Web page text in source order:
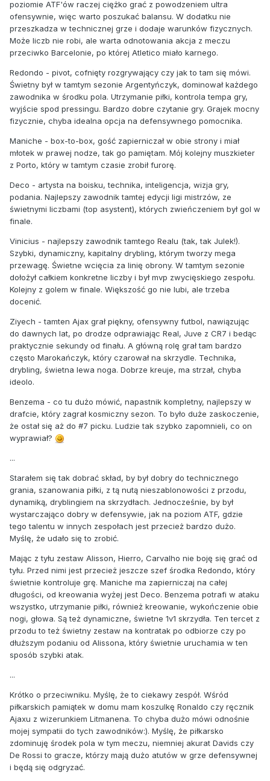
poziomie ATF'ów raczej ciężko grać z powodzeniem ultra
ofensywnie, więc warto poszukać balansu. W dodatku nie
przeszkadza w technicznej grze i dodaje warunków fizycznych.
Może liczb nie robi, ale warta odnotowania akcja z meczu
przeciwko Barcelonie, po której Atletico miało karnego.
Redondo - pivot, cofnięty rozgrywający czy jak to tam się mówi.
Świetny był w tamtym sezonie Argentyńczyk, dominował każdego
zawodnika w środku pola. Utrzymanie piłki, kontrola tempa gry,
wyjście spod pressingu. Bardzo dobre czytanie gry. Grajek mocny
fizycznie, chyba idealna opcja na defensywnego pomocnika.
Maniche - box-to-box, gość zapierniczał w obie strony i miał
młotek w prawej nodze, tak go pamiętam. Mój kolejny muszkieter
z Porto, który w tamtym czasie zrobił furorę.
Deco - artysta na boisku, technika, inteligencja, wizja gry,
podania. Najlepszy zawodnik tamtej edycji ligi mistrzów, ze
świetnymi liczbami (top asystent), których zwieńczeniem był gol w
finale.
Vinicius - najlepszy zawodnik tamtego Realu (tak, tak Julek!).
Szybki, dynamiczny, kapitalny drybling, którym tworzy mega
przewagę. Świetne wcięcia za linię obrony. W tamtym sezonie
dołożył całkiem konkretne liczby i był mvp zwycięskiego zespołu.
Kolejny z golem w finale. Większość go nie lubi, ale trzeba
docenić.
Ziyech - tamten Ajax grał piękny, ofensywny futbol, nawiązując
do dawnych lat, po drodze odprawiając Real, Juve z CR7 i bedąc
praktycznie sekundy od finału. A główną rolę grał tam bardzo
często Marokańczyk, który czarował na skrzydle. Technika,
drybling, świetna lewa noga. Dobrze kreuje, ma strzał, chyba
ideolo.
Benzema - co tu dużo mówić, napastnik kompletny, najlepszy w
drafcie, który zagrał kosmiczny sezon. To było duże zaskoczenie,
że ostał się aż do #7 picku. Ludzie tak szybko zapomnieli, co on
wyprawiał?
...
Starałem się tak dobrać skład, by był dobry do technicznego
grania, szanowania piłki, z tą nutą nieszablonowości z przodu,
dynamiką, dryblingiem na skrzydłach. Jednocześnie, by był
wystarczająco dobry w defensywie, jak na poziom ATF, gdzie
tego talentu w innych zespołach jest przecież bardzo dużo.
Myślę, że udało się to zrobić.
Mając z tyłu zestaw Alisson, Hierro, Carvalho nie boję się grać od
tyłu. Przed nimi jest przecież jeszcze szef środka Redondo, który
świetnie kontroluje grę. Maniche ma zapierniczaj na całej
długości, od kreowania wyżej jest Deco. Benzema potrafi w ataku
wszystko, utrzymanie piłki, również kreowanie, wykończenie obie
nogi, głowa. Są też dynamiczne, świetne 1v1 skrzydła. Ten tercet z
przodu to też świetny zestaw na kontratak po odbiorze czy po
dłuższym podaniu od Alissona, który świetnie uruchamia w ten
sposób szybki atak.
...
Krótko o przeciwniku. Myślę, że to ciekawy zespół. Wśród
piłkarskich pamiątek w domu mam koszulkę Ronaldo czy ręcznik
Ajaxu z wizerunkiem Litmanena. To chyba dużo mówi odnośnie
mojej sympatii do tych zawodników:). Myślę, że piłkarsko
zdominuję środek pola w tym meczu, niemniej akurat Davids czy
De Rossi to gracze, którzy mają dużo atutów w grze defensywnej
i będą się odgryzać.